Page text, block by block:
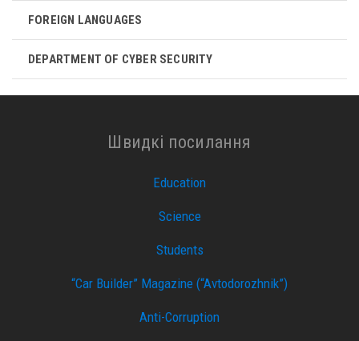
FOREIGN LANGUAGES
DEPARTMENT OF CYBER ​​SECURITY
Швидкі посилання
Education
Science
Students
“Car Builder” Magazine (“Avtodorozhnik”)
Anti-Corruption